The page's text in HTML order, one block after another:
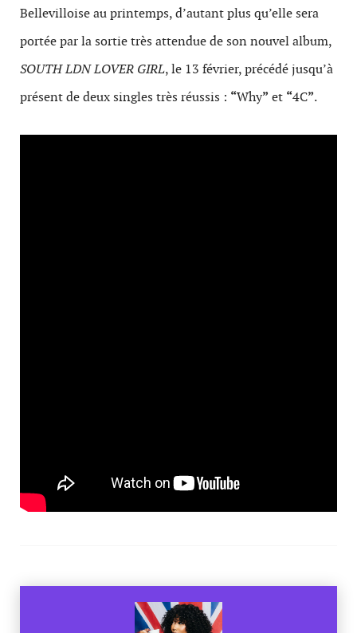
Bellevilloise au printemps, d’autant plus qu’elle sera
portée par la sortie très attendue de son nouvel album,
SOUTH LDN LOVER GIRL, le 13 février, précédé jusqu’à
présent de deux singles très réussis : “Why” et “4C”.